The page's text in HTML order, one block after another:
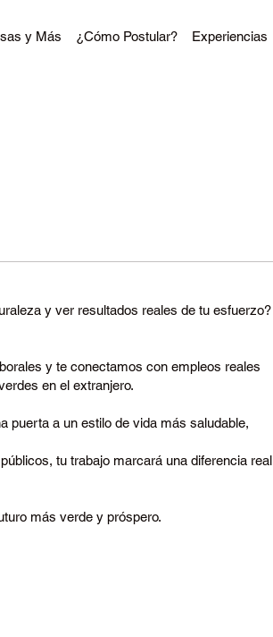
y Más ¿Cómo Postular? Experiencias
y ver resultados reales de tu esfuerzo?
y te conectamos con empleos reales
en el extranjero.
puerta a un estilo de vida más saludable,
tu trabajo marcará una diferencia real
más verde y próspero.